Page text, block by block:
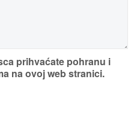
prihvaćate pohranu i
na ovoj web stranici.